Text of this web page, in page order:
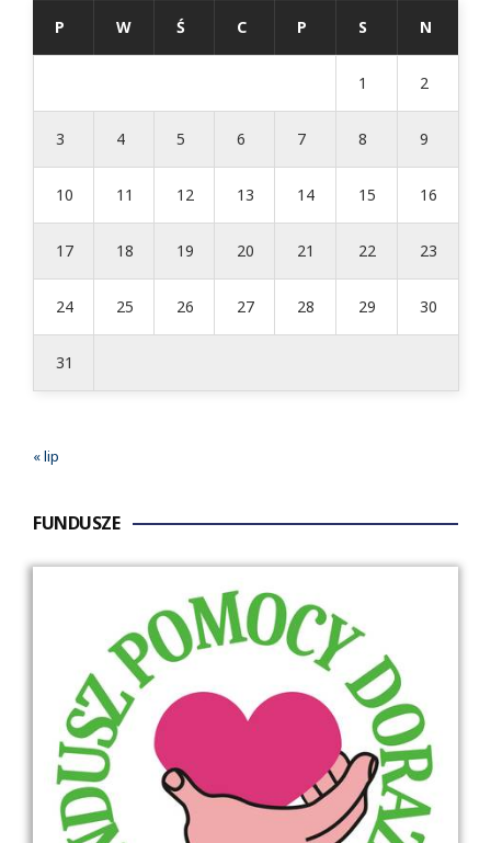
P W Ś C P S N
1 2
3 4 5 6 7 8 9
10 11 12 13 14 15 16
17 18 19 20 21 22 23
24 25 26 27 28 29 30
31
« lip
FUNDUSZE